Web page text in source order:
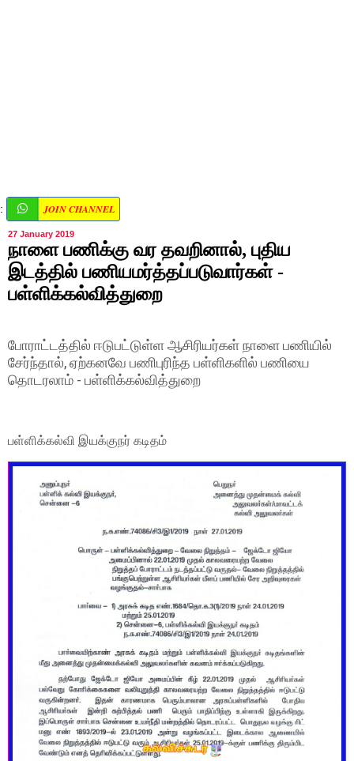
: JOIN CHANNEL
27 January 2019
நாளை பணிக்கு வர தவறினால், புதிய
இடத்தில் பணியமர்த்தப்படுவார்கள் -
பள்ளிக்கல்வித்துறை
போராட்டத்தில் ஈடுபட்டுள்ள ஆசிரியர்கள் நாளை பணியில்
சேர்ந்தால், ஏற்கனவே பணிபுரிந்த பள்ளிகளில் பணியை
தொடரலாம் - பள்ளிக்கல்வித்துறை
பள்ளிக்கல்வி இயக்குநர் கடிதம்